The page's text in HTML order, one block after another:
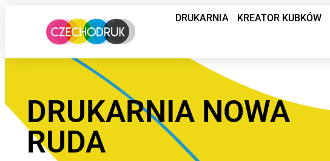
DRUKARNIA KREATOR KUBKÓW
DRUKARNIA NOWA
RUDA